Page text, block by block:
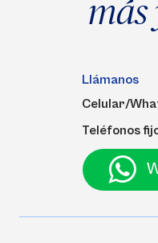
Llámanos
Celular/
Teléfonos